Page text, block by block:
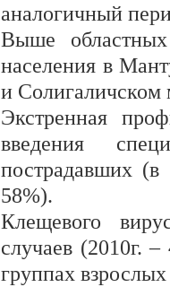
аналогичный
Выше
населения в
и
Экстренная
введения
пострадавших
58%).
Клещевого
случаев (2010г.
группах